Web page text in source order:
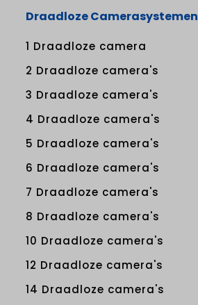
Draadloze Camerasystemen
1 Draadloze camera
2 Draadloze camera's
3 Draadloze camera's
4 Draadloze camera's
5 Draadloze camera's
6 Draadloze camera's
7 Draadloze camera's
8 Draadloze camera's
10 Draadloze camera's
12 Draadloze camera's
14 Draadloze camera's